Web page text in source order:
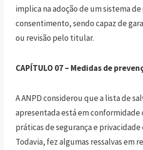
implica na adoção de um sistema
consentimento, sendo capaz de
ou revisão pelo titular.
CAPÍTULO 07 – Medidas de
A ANPD considerou que a lista de
apresentada está em conformidade
práticas de segurança e privacidade
Todavia, fez algumas ressalvas em